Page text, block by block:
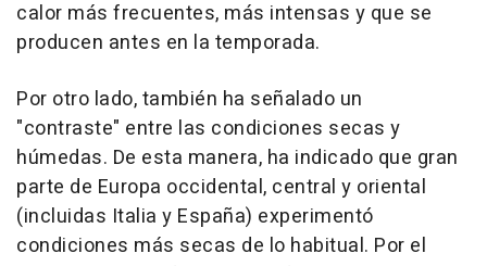
calor más frecuentes, más intensas y que se
producen antes en la temporada.
Por otro lado, también ha señalado un
"contraste" entre las condiciones secas y
húmedas. De esta manera, ha indicado que gran
parte de Europa occidental, central y oriental
(incluidas Italia y España) experimentó
condiciones más secas de lo habitual. Por el